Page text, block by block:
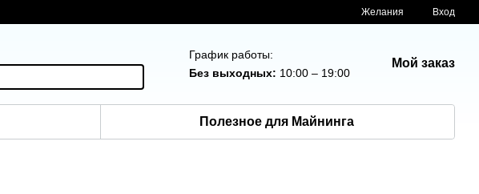
Желания Вход
График работы:
Без выходных: 10:00 – 19:00
Мой заказ
Полезное для Майнинга